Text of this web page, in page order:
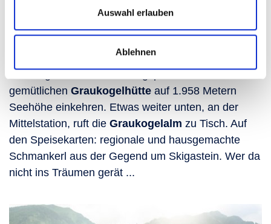
Auswahl erlauben
Ablehnen
Wo gesportelt wird, kommen auch Hunger und
Durst auf. Trotz seiner kompakten Größe lässt das
wünschen übrig. An der Bergstation der
gemütlichen Graukogelhütte auf 1.958 Metern
Seehöhe einkehren. Etwas weiter unten, an der
Mittelstation, ruft die Graukogelalm zu Tisch. Auf
den Speisekarten: regionale und hausgemachte
Schmankerl aus der Gegend um Skigastein. Wer da
nicht ins Träumen gerät ...